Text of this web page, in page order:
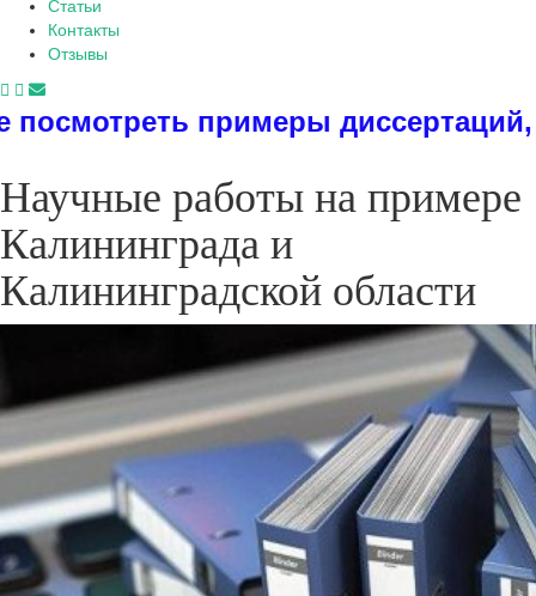
Статьи
Контакты
Отзывы
диссертаций, дипломов,
Научные работы на примере
Калининграда и
Калининградской области